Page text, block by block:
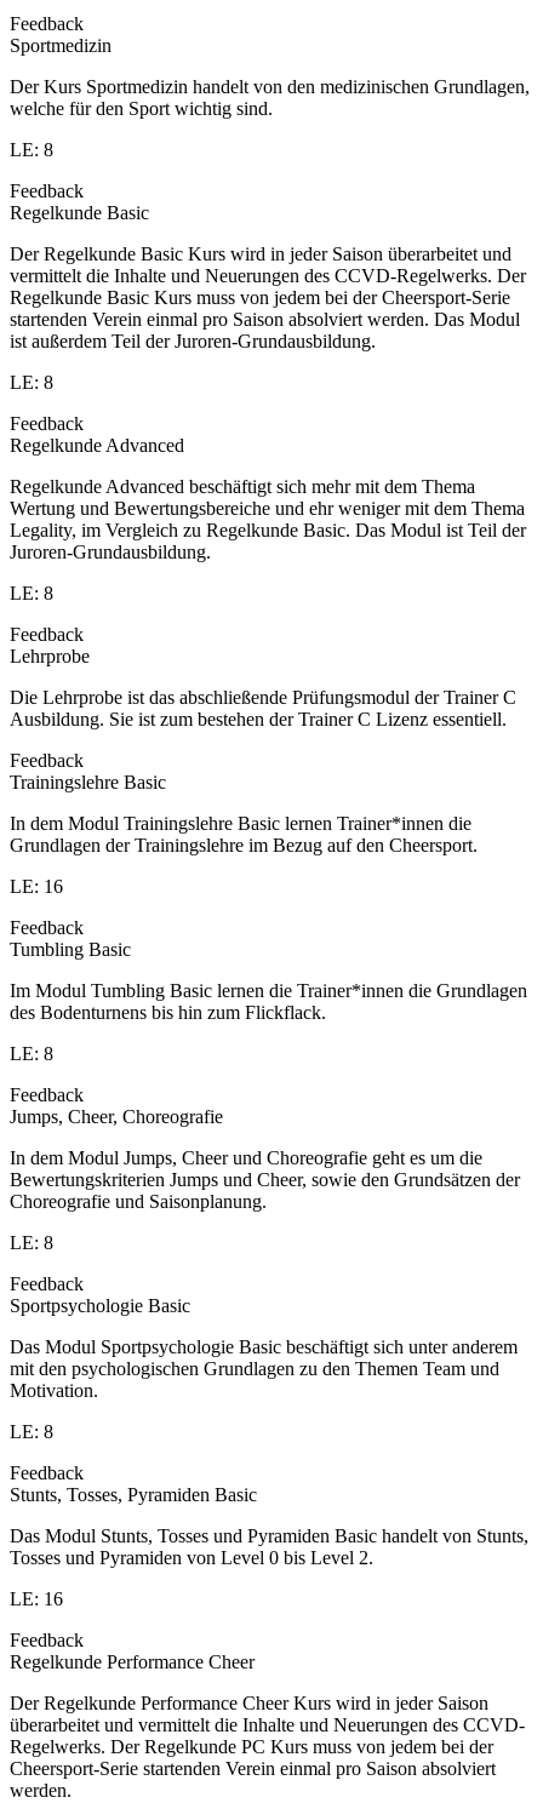
Feedback
Sportmedizin
Der Kurs Sportmedizin handelt von den medizinischen Grundlagen,
welche für den Sport wichtig sind.
LE: 8
Feedback
Regelkunde Basic
Der Regelkunde Basic Kurs wird in jeder Saison überarbeitet und
vermittelt die Inhalte und Neuerungen des CCVD-Regelwerks. Der
Regelkunde Basic Kurs muss von jedem bei der Cheersport-Serie
startenden Verein einmal pro Saison absolviert werden. Das Modul
ist außerdem Teil der Juroren-Grundausbildung.
LE: 8
Feedback
Regelkunde Advanced
Regelkunde Advanced beschäftigt sich mehr mit dem Thema
Wertung und Bewertungsbereiche und ehr weniger mit dem Thema
Legality, im Vergleich zu Regelkunde Basic. Das Modul ist Teil der
Juroren-Grundausbildung.
LE: 8
Feedback
Lehrprobe
Die Lehrprobe ist das abschließende Prüfungsmodul der Trainer C
Ausbildung. Sie ist zum bestehen der Trainer C Lizenz essentiell.
Feedback
Trainingslehre Basic
In dem Modul Trainingslehre Basic lernen Trainer*innen die
Grundlagen der Trainingslehre im Bezug auf den Cheersport.
LE: 16
Feedback
Tumbling Basic
Im Modul Tumbling Basic lernen die Trainer*innen die Grundlagen
des Bodenturnens bis hin zum Flickflack.
LE: 8
Feedback
Jumps, Cheer, Choreografie
In dem Modul Jumps, Cheer und Choreografie geht es um die
Bewertungskriterien Jumps und Cheer, sowie den Grundsätzen der
Choreografie und Saisonplanung.
LE: 8
Feedback
Sportpsychologie Basic
Das Modul Sportpsychologie Basic beschäftigt sich unter anderem
mit den psychologischen Grundlagen zu den Themen Team und
Motivation.
LE: 8
Feedback
Stunts, Tosses, Pyramiden Basic
Das Modul Stunts, Tosses und Pyramiden Basic handelt von Stunts,
Tosses und Pyramiden von Level 0 bis Level 2.
LE: 16
Feedback
Regelkunde Performance Cheer
Der Regelkunde Performance Cheer Kurs wird in jeder Saison
überarbeitet und vermittelt die Inhalte und Neuerungen des CCVD-
Regelwerks. Der Regelkunde PC Kurs muss von jedem bei der
Cheersport-Serie startenden Verein einmal pro Saison absolviert
werden.